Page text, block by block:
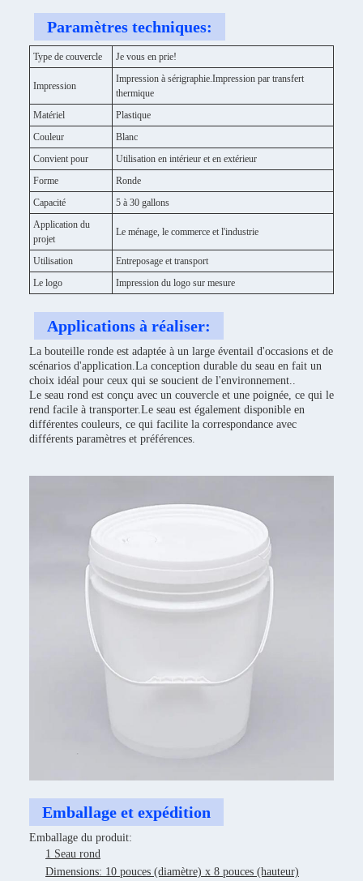
Paramètres techniques:
Type de couvercle Je vous en prie!
Impression
Impression à sérigraphie.Impression par transfert
thermique
Matériel
Plastique
Couleur
Blanc
Convient pour
Utilisation en intérieur et en extérieur
Forme
Ronde
Capacité
5 à 30 gallons
Application du
projet
Le ménage, le commerce et l'industrie
Utilisation
Entreposage et transport
Le logo
Impression du logo sur mesure
Applications à réaliser:
La bouteille ronde est adaptée à un large éventail d'occasions et de
scénarios d'application.La conception durable du seau en fait un
choix idéal pour ceux qui se soucient de l'environnement..
Le seau rond est conçu avec un couvercle et une poignée, ce qui le
rend facile à transporter.Le seau est également disponible en
différentes couleurs, ce qui facilite la correspondance avec
différents paramètres et préférences.
Emballage et expédition
Emballage du produit:
1 Seau rond
Dimensions: 10 pouces (diamètre) x 8 pouces (hauteur)